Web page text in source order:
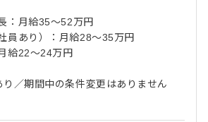
：月給35～52万円
員あり）：月給28～35万円
給22～24万円
／期間中の条件変更はありません